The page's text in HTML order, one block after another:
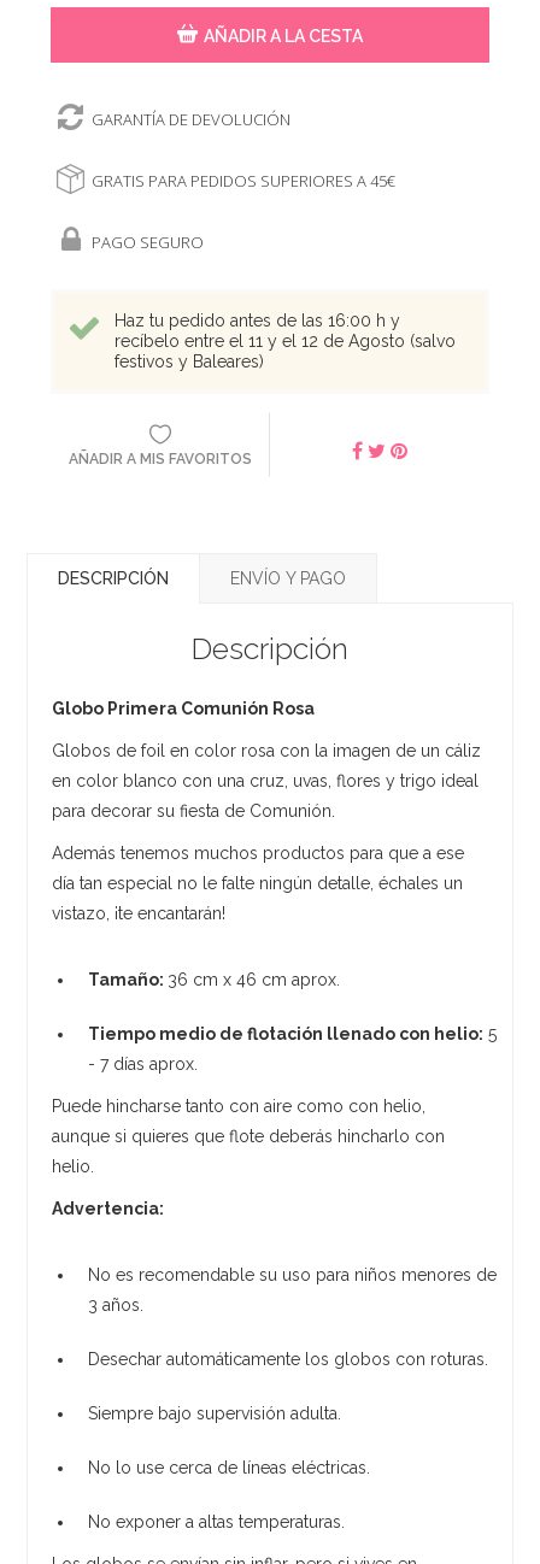
AÑADIR A LA CESTA
GARANTÍA DE DEVOLUCIÓN
GRATIS PARA PEDIDOS SUPERIORES A 45€
PAGO SEGURO
Haz tu pedido antes de las 16:00 h y
recíbelo entre el 11 y el 12 de Agosto (salvo
festivos y Baleares)
AÑADIR A MIS FAVORITOS
DESCRIPCIÓN ENVÍO Y PAGO
Descripción
Globo Primera Comunión Rosa
Globos de foil en color rosa con la imagen de un cáliz
en color blanco con una cruz, uvas, flores y trigo ideal
para decorar su fiesta de Comunión.
Además tenemos muchos productos para que a ese
día tan especial no le falte ningún detalle, échales un
vistazo, ¡te encantarán!
Tamaño: 36 cm x 46 cm aprox.
Tiempo medio de flotación llenado con helio: 5
- 7 días aprox.
Puede hincharse tanto con aire como con helio,
aunque si quieres que flote deberás hincharlo con
helio.
Advertencia:
No es recomendable su uso para niños menores de
3 años.
Desechar automáticamente los globos con roturas.
Siempre bajo supervisión adulta.
No lo use cerca de líneas eléctricas.
No exponer a altas temperaturas.